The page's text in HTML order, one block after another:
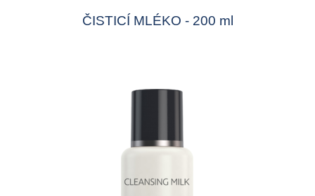
ČISTICÍ MLÉKO - 200 ml